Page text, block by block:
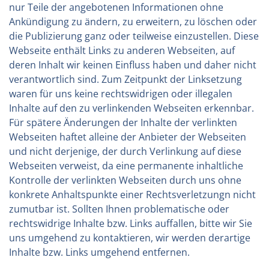
nur Teile der angebotenen Informationen ohne
Ankündigung zu ändern, zu erweitern, zu löschen oder
die Publizierung ganz oder teilweise einzustellen. Diese
Webseite enthält Links zu anderen Webseiten, auf
deren Inhalt wir keinen Einfluss haben und daher nicht
verantwortlich sind. Zum Zeitpunkt der Linksetzung
waren für uns keine rechtswidrigen oder illegalen
Inhalte auf den zu verlinkenden Webseiten erkennbar.
Für spätere Änderungen der Inhalte der verlinkten
Webseiten haftet alleine der Anbieter der Webseiten
und nicht derjenige, der durch Verlinkung auf diese
Webseiten verweist, da eine permanente inhaltliche
Kontrolle der verlinkten Webseiten durch uns ohne
konkrete Anhaltspunkte einer Rechtsverletzungn nicht
zumutbar ist. Sollten Ihnen problematische oder
rechtswidrige Inhalte bzw. Links auffallen, bitte wir Sie
uns umgehend zu kontaktieren, wir werden derartige
Inhalte bzw. Links umgehend entfernen.